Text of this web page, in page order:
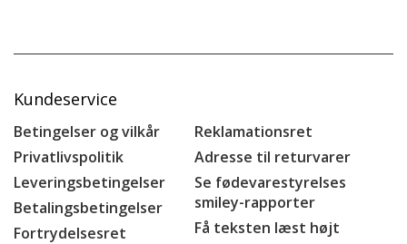
Kundeservice
Betingelser og vilkår
Privatlivspolitik
Leveringsbetingelser
Betalingsbetingelser
Fortrydelsesret
Reklamationsret
Adresse til returvarer
Se fødevarestyrelses
smiley-rapporter
Få teksten læst højt